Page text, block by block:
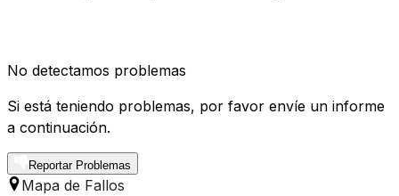
No detectamos problemas
Si está teniendo problemas, por favor envíe un informe
a continuación.
Reportar Problemas
Mapa de Fallos